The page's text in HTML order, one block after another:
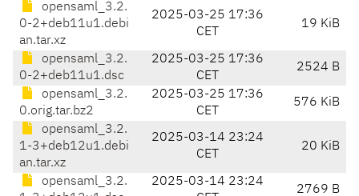
opensaml_3.2.
0-2+deb11u1.debi
an.tar.xz
2025-03-25 17:36
CET
19 KiB
opensaml_3.2.
0-2+deb11u1.dsc
2025-03-25 17:36
CET
2524 B
opensaml_3.2.
0.orig.tar.bz2
2025-03-25 17:36
CET
576 KiB
opensaml_3.2.
1-3+deb12u1.debi
an.tar.xz
2025-03-14 23:24
CET
20 KiB
opensaml_3.2.
2025-03-14 23:24
2769 B